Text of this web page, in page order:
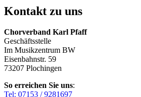
Kontakt zu uns
Chorverband Karl Pfaff
Geschäftsstelle
Im Musikzentrum BW
Eisenbahnstr. 59
73207 Plochingen
So erreichen Sie uns:
Tel: 07153 / 9281697